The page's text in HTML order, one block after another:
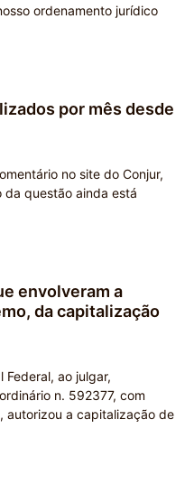
ordenamento jurídico
por mês desde
no site do Conjur,
da questão ainda está
envolveram a
da capitalização
Federal, ao julgar,
n. 592377, com
autorizou a capitalização de